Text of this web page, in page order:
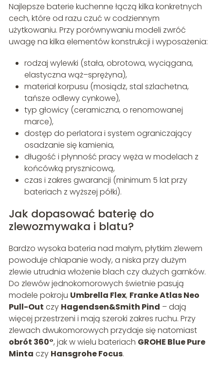
Najlepsze baterie kuchenne łączą kilka konkretnych
cech, które od razu czuć w codziennym
użytkowaniu. Przy porównywaniu modeli zwróć
uwagę na kilka elementów konstrukcji i wyposażenia:
rodzaj wylewki (stała, obrotowa, wyciągana,
elastyczna wąż–sprężyna),
materiał korpusu (mosiądz, stal szlachetna,
tańsze odlewy cynkowe),
typ głowicy (ceramiczna, o renomowanej
marce),
dostęp do perlatora i system ograniczający
osadzanie się kamienia,
długość i płynność pracy węża w modelach z
końcówką prysznicową,
czas i zakres gwarancji (minimum 5 lat przy
bateriach z wyższej półki).
Jak dopasować baterię do
zlewozmywaka i blatu?
Bardzo wysoka bateria nad małym, płytkim zlewem
powoduje chlapanie wody, a niska przy dużym
zlewie utrudnia włożenie blach czy dużych garnków.
Do zlewów jednokomorowych świetnie pasują
modele pokroju Umbrella Flex, Franke Atlas Neo
Pull-Out czy Hagendsen&Smith Pind – dają
więcej przestrzeni i mają szeroki zakres ruchu. Przy
zlewach dwukomorowych przydaje się natomiast
obrót 360°, jak w wielu bateriach GROHE Blue Pure
Minta czy Hansgrohe Focus.